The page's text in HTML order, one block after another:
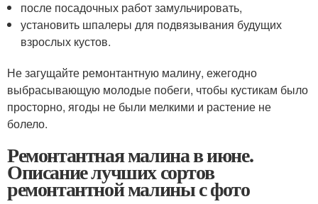
после посадочных работ замульчировать,
установить шпалеры для подвязывания будущих
взрослых кустов.
Не загущайте ремонтантную малину, ежегодно
выбрасывающую молодые побеги, чтобы кустикам было
просторно, ягоды не были мелкими и растение не
болело.
Ремонтантная малина в июне.
Описание лучших сортов
ремонтантной малины с фото